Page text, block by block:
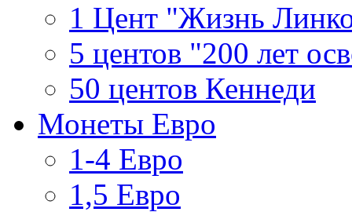
1 Цент "Жизнь
5 центов "200 лет
50 центов Кеннеди
Монеты Евро
1-4 Евро
1,5 Евро